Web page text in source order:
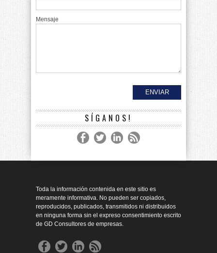
Mensaje
SÍGANOS!
Toda la información contenida en este sitio es
meramente informativa. No pueden ser copiados,
reproducidos, publicados, transmitidos ni distribuidos
en ninguna forma sin el expreso consentimiento escrito
de GD Consultores de empresas.